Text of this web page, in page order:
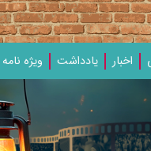
اخبار یادداشت‌ ویژه‌ نامه‌